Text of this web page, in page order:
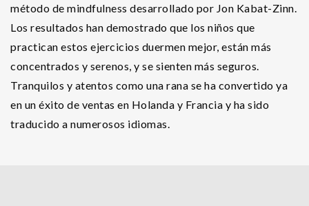
método de mindfulness desarrollado por Jon Kabat-Zinn.
Los resultados han demostrado que los niños que
practican estos ejercicios duermen mejor, están más
concentrados y serenos, y se sienten más seguros.
Tranquilos y atentos como una rana se ha convertido ya
en un éxito de ventas en Holanda y Francia y ha sido
traducido a numerosos idiomas.